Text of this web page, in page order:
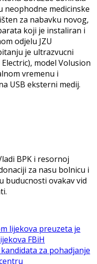
neophodne medicinske
za nabavku novog,
koji je instaliran i
odjelu JZU
je ultrazvucni
model Volusion
vremenu i
USB eksterni medij.
BPK i resornoj
za nasu bolnicu i
buducnosti ovakav vid
lijekova preuzeta je
FBiH
kandidata za pohadjanje